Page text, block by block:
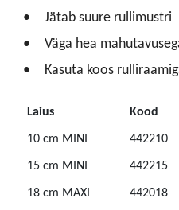
Jätab suure rullimustri
Väga hea
Kasuta koos
Laius
Kood
10 cm MINI
442210
15 cm MINI
442215
18 cm MAXI
442018